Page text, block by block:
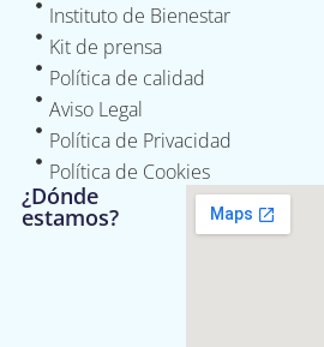
Instituto de Bienestar
Kit de prensa
Política de calidad
Aviso Legal
Política de Privacidad
Política de Cookies
¿Dónde
estamos?